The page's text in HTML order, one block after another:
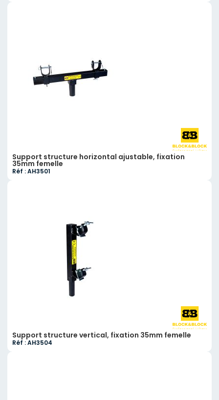
Support structure horizontal ajustable, fixation
35mm femelle
Réf : AH3501
Support structure vertical, fixation 35mm femelle
Réf : AH3504